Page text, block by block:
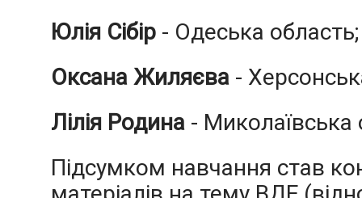
Юлія Сібір - Одеська область;
Оксана Жиляєва -
Лілія Родина - Миколаївська
Підсумком навчання став